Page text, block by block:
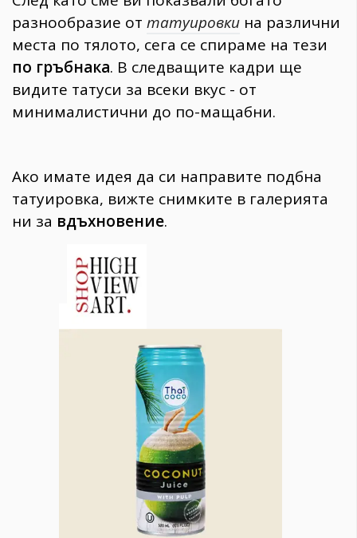
разнообразие от татуировки на различни
места по тялото, сега се спираме на тези
по гръбнака. В следващите кадри ще
видите татуси за всеки вкус - от
минималистични до по-мащабни.
Ако имате идея да си направите подбна
татуировка, вижте снимките в галерията
ни за вдъхновение.